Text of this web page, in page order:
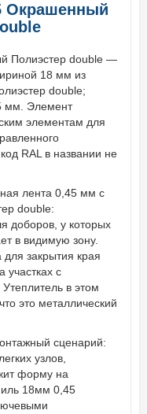
Окрашенный
Полиэстер double —
18 мм из
double;
мм. Элемент
элементам для
RAL в названии не
лента 0,45 мм с
double:
доборов, у которых
в видимую зону.
закрытия края
участках с
в этом
это металлический
сценарий:
узлов,
форму на
18мм 0,45